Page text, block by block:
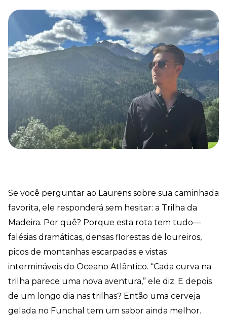
Se você perguntar ao Laurens sobre sua caminhada
favorita, ele responderá sem hesitar: a Trilha da
Madeira. Por quê? Porque esta rota tem tudo—
falésias dramáticas, densas florestas de loureiros,
picos de montanhas escarpadas e vistas
intermináveis do Oceano Atlântico. “Cada curva na
trilha parece uma nova aventura,” ele diz. E depois
de um longo dia nas trilhas? Então uma cerveja
gelada no Funchal tem um sabor ainda melhor.